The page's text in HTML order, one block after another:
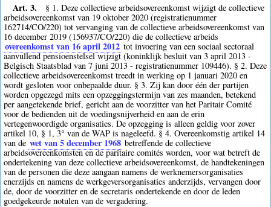
Art. 3.
§ 1. Deze collectieve arbeidsovereenkomst wijzigt de collectieve
arbeidsovereenkomst van 19 oktober 2020 (registratienummer
162714/CO/220) tot vervanging van de collectieve arbeidsovereenkomst van
16 december 2019 (156937/CO/220) die de collectieve arbeids
overeenkomst van 16 april 2012 tot invoering van een sociaal sectoraal
aanvullend pensioenstelsel wijzigt (koninklijk besluit van 3 april 2013 -
Belgisch Staatsblad van 7 juni 2013 - registratienummer 109446). § 2. Deze
collectieve arbeidsovereenkomst treedt in werking op 1 januari 2020 en
wordt gesloten voor onbepaalde duur. § 3. Zij kan door één der partijen
worden opgezegd mits een opzeggingstermijn van zes maanden, betekend
per aangetekende brief, gericht aan de voorzitter van het Paritair Comité
voor de bedienden uit de voedingsnijverheid en aan de erin
vertegenwoordigde organisaties. De opzegging is alleen geldig voor zover
artikel 10, § 1, 3° van de WAP is nageleefd. § 4. Overeenkomstig artikel 14
van de wet van 5 december 1968 betreffende de collectieve
arbeidsovereenkomsten en de paritaire comités worden, voor wat betreft de
ondertekening van deze collectieve arbeidsovereenkomst, de handtekeningen
van de personen die deze aangaan namens de werknemersorganisaties
enerzijds en namens de werkgeversorganisaties anderzijds, vervangen door
de, door de voorzitter en de secretaris ondertekende en door de leden
goedgekeurde notulen van de vergadering.